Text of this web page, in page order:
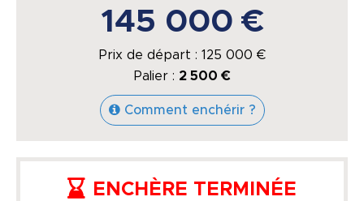
145 000 €
Prix de départ : 125 000 €
Palier : 2 500 €
Comment enchérir ?
ENCHÈRE TERMINÉE